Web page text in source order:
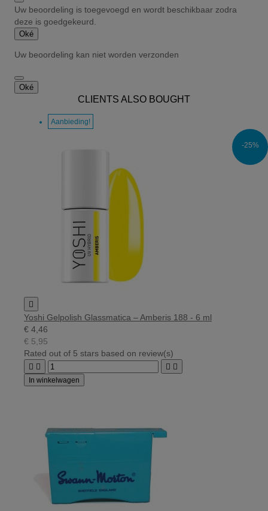
Uw beoordeling is toegevoegd en wordt beschikbaar zodra
deze is goedgekeurd.
Oké
Uw beoordeling kan niet worden verzonden
Oké
CLIENTS ALSO BOUGHT
Aanbieding!
-25%

Yoshi Gelpolish Glassmatica – Amberis 188 - 6 ml
€ 4,46
€ 5,95
Rated out of 5 stars based on review(s)
   
In winkelwagen